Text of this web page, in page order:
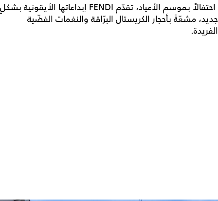
احتفالاً بموسم الأعياد، تقدّم FENDI إبداعاتها الأيقونية بشكلٍ
جديد، مشعّةً بأحجار الكريستال البرّاقة والنغمات الفضّية
الفريدة.